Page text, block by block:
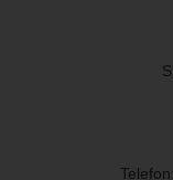
Telefon: